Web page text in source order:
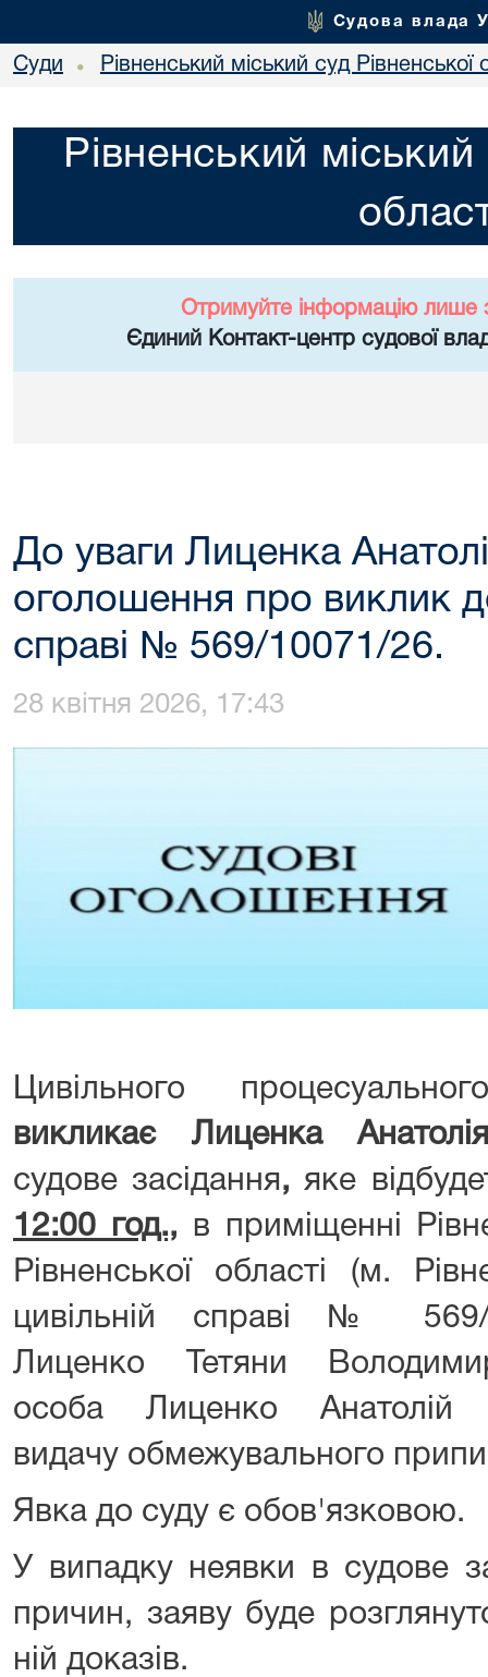
Судова влада
Суди • Рівненський міський суд Рівненської
Рівненський міський
Отримуйте інформацію лише
Єдиний Контакт-центр судової
До уваги Лиценка
оголошення про виклик
справі № 569/10071/26.
28 квітня 2026, 17:43
Цивільного
викликає Лиценка
судове засідання, яке
12:00 год., в приміщенні
Рівненської області (м.
цивільній справі №
Лиценко Тетяни
особа Лиценко Анатолій
видачу обмежувального
Явка до суду є обов'язковою.
У випадку неявки в судове
причин, заяву буде
ній доказів.